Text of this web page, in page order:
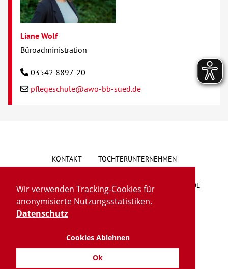
Wir verwenden Tracking-Cookies für
anonymisierte Nutzungsstatistiken.
Datenschutz
Cookies Ablehnen
Ok
Liane Wolf
Büroadministration
03542 8897-20
pflegeschule@awo-bb-sued.de
KONTAKT TOCHTERUNTERNEHMEN
HINWEISGEBERSYSTEM VORSCHLAG/BESCHWERDE
LIEFERKETTENGESETZ
IMPRESSUM DATENSCHUTZ